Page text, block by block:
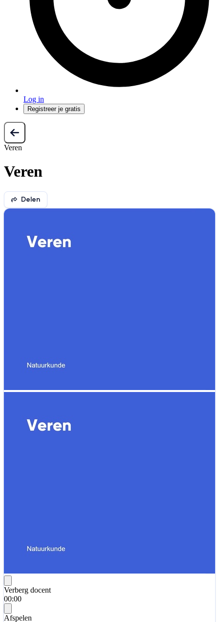
Log in
Registreer je gratis
Veren
Veren
Delen
Verberg docent
00:00
Afspelen